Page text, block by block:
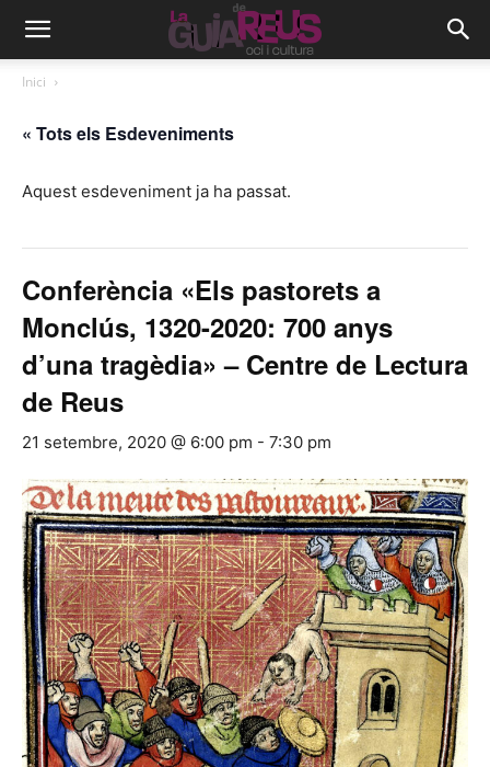
Inici
« Tots els Esdeveniments
Aquest esdeveniment ja ha passat.
Conferència «Els pastorets a
Monclús, 1320-2020: 700 anys
d’una tragèdia» – Centre de Lectura
de Reus
21 setembre, 2020 @ 6:00 pm - 7:30 pm